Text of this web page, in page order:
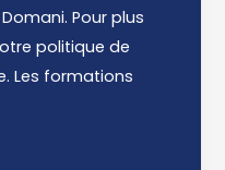
Pour plus
politique de
Les formations